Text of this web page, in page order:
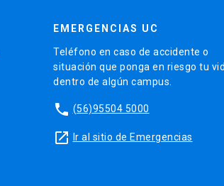
EMERGENCIAS UC
Teléfono en caso de accidente o
situación que ponga en riesgo tu
dentro de algún campus.
phone (56)95504 5000
launch Ir al sitio de Emergencias